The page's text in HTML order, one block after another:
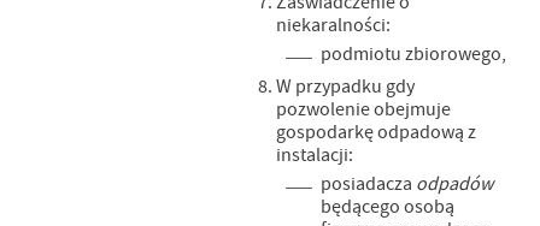
niekaralności:
podmiotu zbiorowego,
W przypadku gdy
pozwolenie obejmuje
gospodarkę odpadową z
instalacji:
posiadacza odpadów
będącego osobą